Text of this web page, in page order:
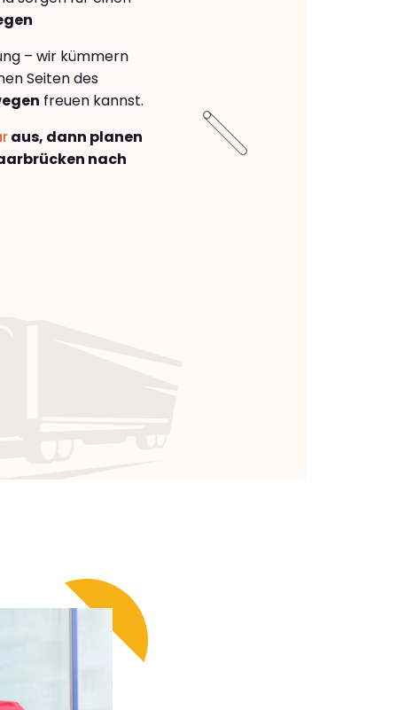
– wir kümmern
Seiten des
freuen kannst.
aus, dann planen
nach